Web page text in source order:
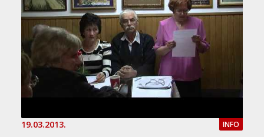
19.03.2013. INFO